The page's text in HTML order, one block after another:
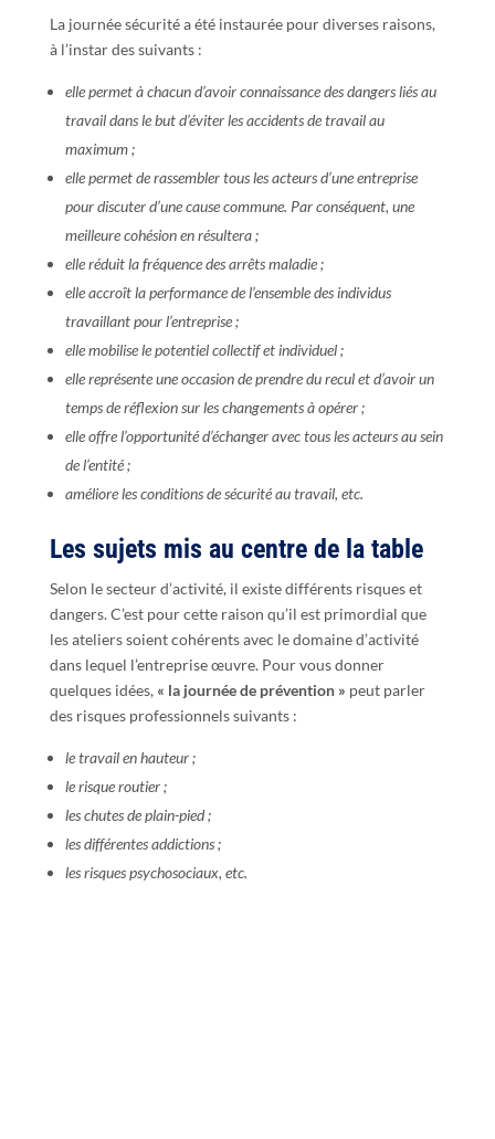
La journée sécurité a été instaurée pour diverses raisons,
à l’instar des suivants :
elle permet à chacun d’avoir connaissance des dangers liés au
travail dans le but d’éviter les accidents de travail au
maximum ;
elle permet de rassembler tous les acteurs d’une entreprise
pour discuter d’une cause commune. Par conséquent, une
meilleure cohésion en résultera ;
elle réduit la fréquence des arrêts maladie ;
elle accroît la performance de l’ensemble des individus
travaillant pour l’entreprise ;
elle mobilise le potentiel collectif et individuel ;
elle représente une occasion de prendre du recul et d’avoir un
temps de réflexion sur les changements à opérer ;
elle offre l’opportunité d’échanger avec tous les acteurs au sein
de l’entité ;
améliore les conditions de sécurité au travail, etc.
Les sujets mis au centre de la table
Selon le secteur d’activité, il existe différents risques et
dangers. C’est pour cette raison qu’il est primordial que
les ateliers soient cohérents avec le domaine d’activité
dans lequel l’entreprise œuvre. Pour vous donner
quelques idées, « la journée de prévention » peut parler
des risques professionnels suivants :
le travail en hauteur ;
le risque routier ;
les chutes de plain-pied ;
les différentes addictions ;
les risques psychosociaux, etc.